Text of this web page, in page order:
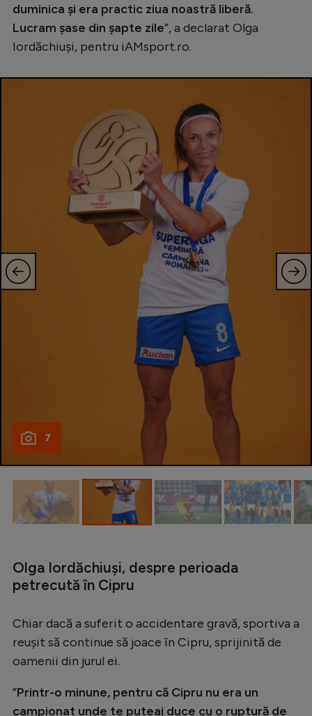
Alte sporturi
JO 2024
Intră în cont
Creează cont
duminica și era practic ziua noastră liberă.
Lucram șase din șapte zile”, a declarat Olga
Iordăchiuși, pentru iAMsport.ro.
7
Olga Iordăchiuși, despre perioada
petrecută în Cipru
Chiar dacă a suferit o accidentare gravă, sportiva a
reușit să continue să joace în Cipru, sprijinită de
oamenii din jurul ei.
”Printr-o minune, pentru că Cipru nu era un
campionat unde te puteai duce cu o ruptură de